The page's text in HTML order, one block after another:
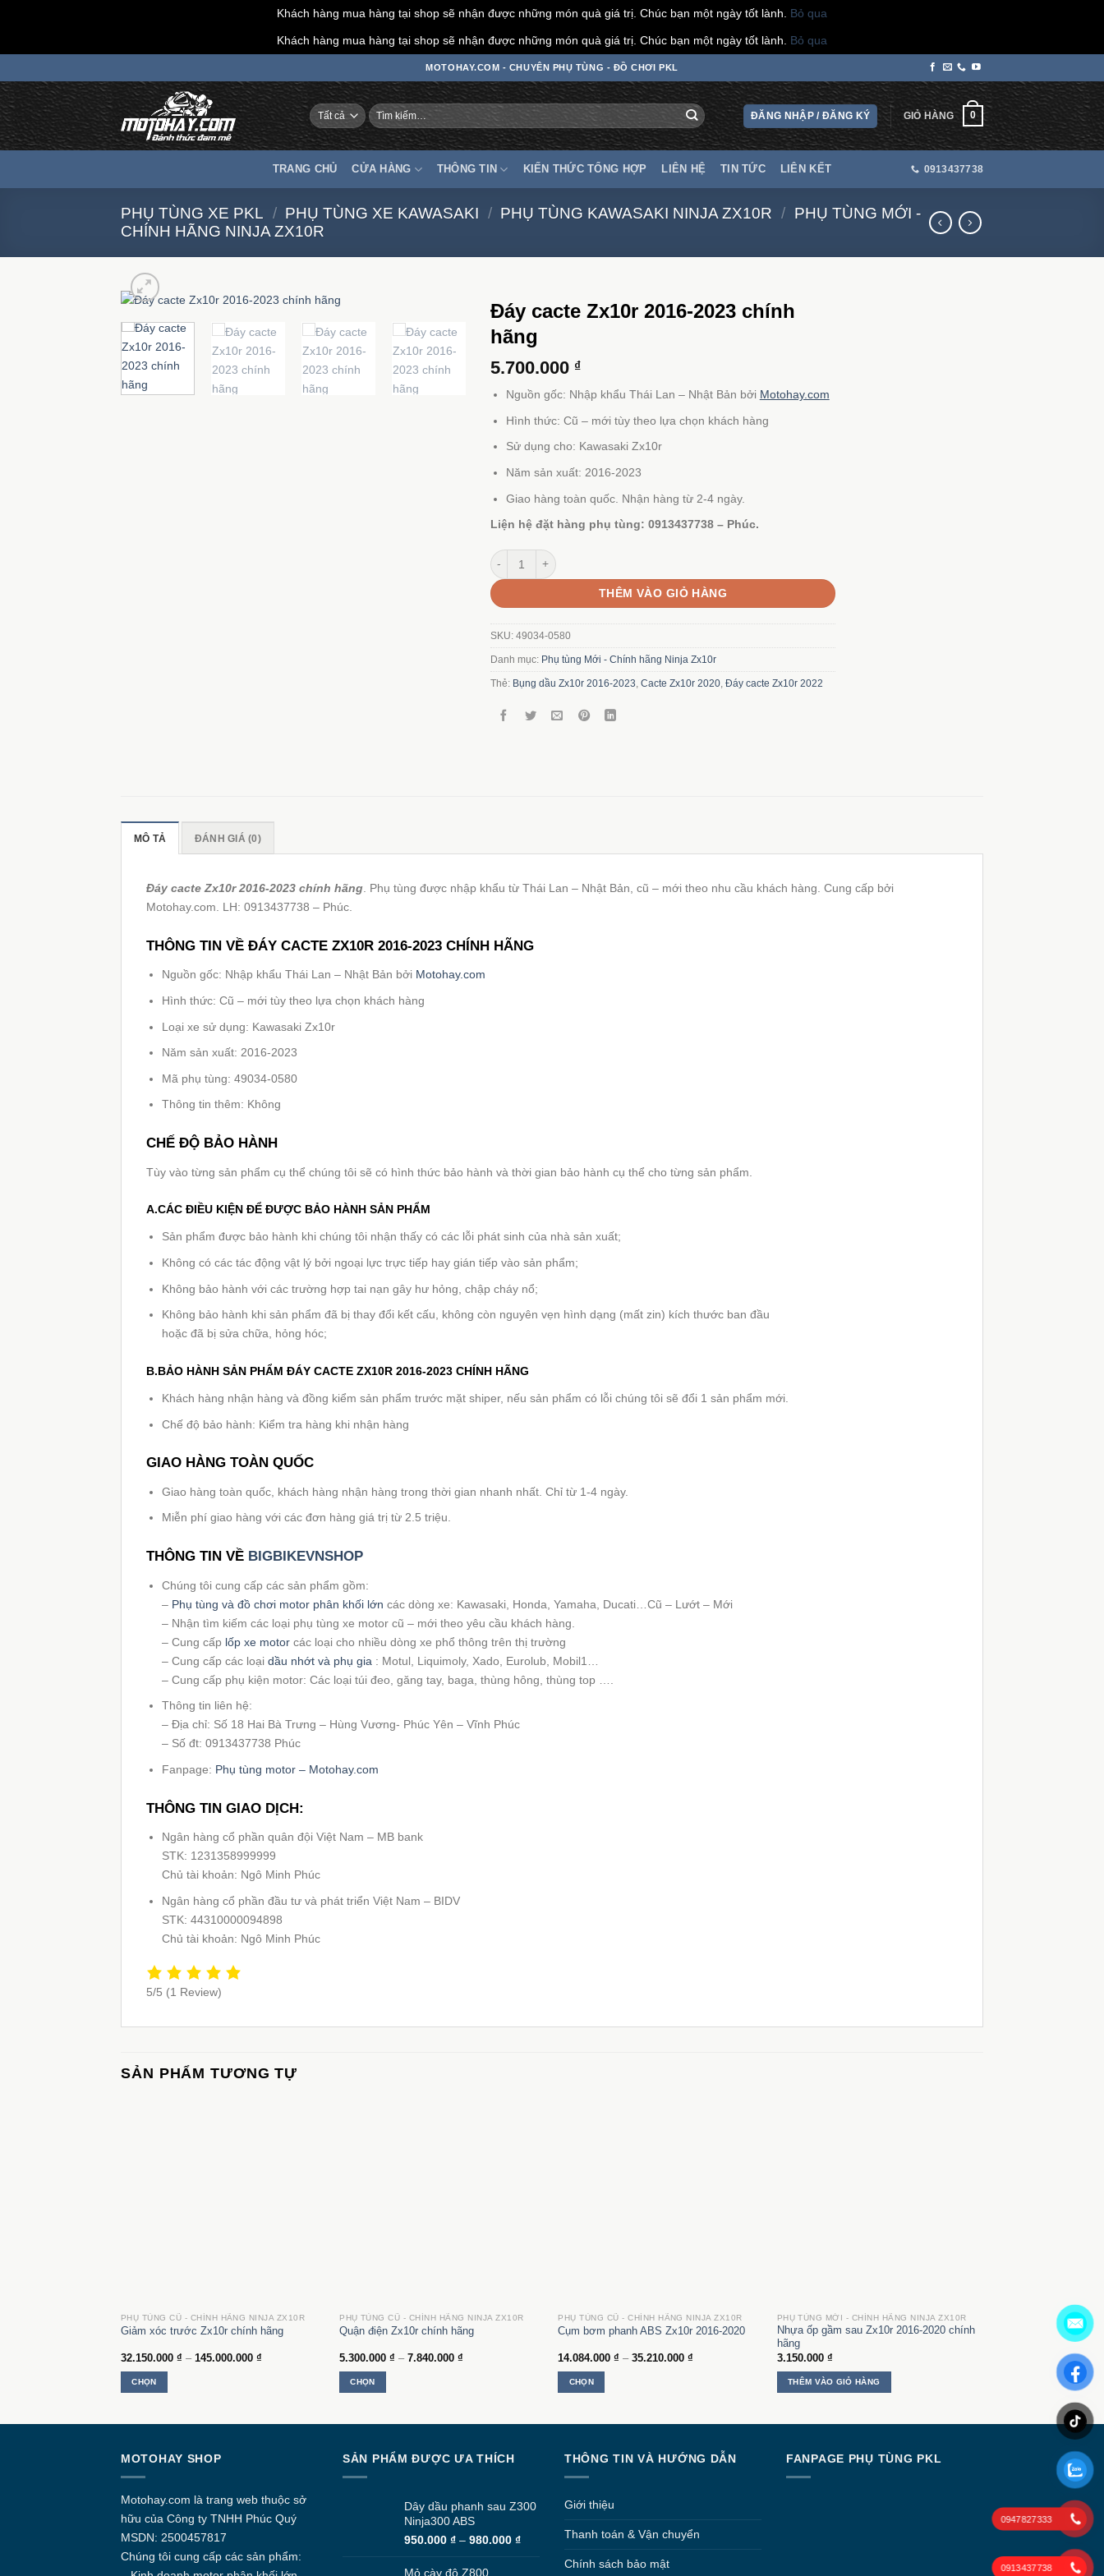
Khách hàng mua hàng tại shop sẽ nhận được những món quà giá trị. Chúc bạn một ngày tốt lành. Bỏ qua
Khách hàng mua hàng tại shop sẽ nhận được những món quà giá trị. Chúc bạn một ngày tốt lành. Bỏ qua
đến
nội
dung
MOTOHAY.COM - CHUYÊN PHỤ TÙNG - ĐỒ CHƠI PKL
Tìm
kiếm:
ĐĂNG NHẬP / ĐĂNG KÝ GIỎ HÀNG 0
TRANG CHỦ CỬA HÀNG THÔNG TIN KIẾN THỨC TỔNG HỢP LIÊN HỆ TIN TỨC LIÊN KẾT 0913437738
PHỤ TÙNG XE PKL / PHỤ TÙNG XE KAWASAKI / PHỤ TÙNG KAWASAKI NINJA ZX10R / PHỤ TÙNG MỚI -
CHÍNH HÃNG NINJA ZX10R
Đáy cacte Zx10r 2016-2023 chính
hãng
5.700.000 ₫
Nguồn gốc: Nhập khẩu Thái Lan – Nhật Bản bởi Motohay.com
Hình thức: Cũ – mới tùy theo lựa chọn khách hàng
Sử dụng cho: Kawasaki Zx10r
Năm sản xuất: 2016-2023
Giao hàng toàn quốc. Nhận hàng từ 2-4 ngày.
Liện hệ đặt hàng phụ tùng: 0913437738 – Phúc.
Đáy cacte Zx10r 2016-2023 chính hãng số lượng
THÊM VÀO GIỎ HÀNG
SKU: 49034-0580
Danh mục: Phụ tùng Mới - Chính hãng Ninja Zx10r
Thẻ: Bụng dầu Zx10r 2016-2023 Cacte Zx10r 2020 Đáy cacte Zx10r 2022
MÔ TẢ ĐÁNH GIÁ (0)
Đáy cacte Zx10r 2016-2023 chính hãng . Phụ tùng được nhập khẩu từ Thái Lan – Nhật Bản, cũ – mới theo nhu cầu khách hàng. Cung cấp bởi
Motohay.com. LH: 0913437738 – Phúc.
THÔNG TIN VỀ ĐÁY CACTE ZX10R 2016-2023 CHÍNH HÃNG
Nguồn gốc: Nhập khẩu Thái Lan – Nhật Bản bởi Motohay.com
Hình thức: Cũ – mới tùy theo lựa chọn khách hàng
Loại xe sử dụng: Kawasaki Zx10r
Năm sản xuất: 2016-2023
Mã phụ tùng: 49034-0580
Thông tin thêm: Không
CHẾ ĐỘ BẢO HÀNH
Tùy vào từng sản phẩm cụ thể chúng tôi sẽ có hình thức bảo hành và thời gian bảo hành cụ thể cho từng sản phẩm.
A.CÁC ĐIỀU KIỆN ĐỂ ĐƯỢC BẢO HÀNH SẢN PHẨM
Sản phẩm được bảo hành khi chúng tôi nhận thấy có các lỗi phát sinh của nhà sản xuất;
Không có các tác động vật lý bởi ngoại lực trực tiếp hay gián tiếp vào sản phẩm;
Không bảo hành với các trường hợp tai nạn gây hư hỏng, chập cháy nổ;
Không bảo hành khi sản phẩm đã bị thay đổi kết cấu, không còn nguyên vẹn hình dạng (mất zin) kích thước ban đầu
hoặc đã bị sửa chữa, hỏng hóc;
B.BẢO HÀNH SẢN PHẨM ĐÁY CACTE ZX10R 2016-2023 CHÍNH HÃNG
Khách hàng nhận hàng và đồng kiểm sản phẩm trước mặt shiper, nếu sản phẩm có lỗi chúng tôi sẽ đổi 1 sản phẩm mới.
Chế độ bảo hành: Kiểm tra hàng khi nhận hàng
GIAO HÀNG TOÀN QUỐC
Giao hàng toàn quốc, khách hàng nhận hàng trong thời gian nhanh nhất. Chỉ từ 1-4 ngày.
Miễn phí giao hàng với các đơn hàng giá trị từ 2.5 triệu.
THÔNG TIN VỀ BIGBIKEVNSHOP
Chúng tôi cung cấp các sản phẩm gồm:
– Phụ tùng và đồ chơi motor phân khối lớn các dòng xe: Kawasaki, Honda, Yamaha, Ducati…Cũ – Lướt – Mới
– Nhận tìm kiếm các loại phụ tùng xe motor cũ – mới theo yêu cầu khách hàng.
– Cung cấp lốp xe motorcác loại cho nhiều dòng xe phổ thông trên thị trường
– Cung cấp các loại dầu nhớt và phụ gia : Motul, Liquimoly, Xado, Eurolub, Mobil1…
– Cung cấp phụ kiện motor: Các loại túi đeo, găng tay, baga, thùng hông, thùng top ….
Thông tin liên hệ:
– Địa chỉ: Số 18 Hai Bà Trưng – Hùng Vương- Phúc Yên – Vĩnh Phúc
– Số đt: 0913437738 Phúc
Fanpage: Phụ tùng motor – Motohay.com
THÔNG TIN GIAO DỊCH:
Ngân hàng cổ phần quân đội Việt Nam – MB bank
STK: 1231358999999
Chủ tài khoản: Ngô Minh Phúc
Ngân hàng cổ phần đầu tư và phát triển Việt Nam – BIDV
STK: 44310000094898
Chủ tài khoản: Ngô Minh Phúc
5/5 (1 Review)
SẢN PHẨM TƯƠNG TỰ
PHỤ TÙNG CŨ - CHÍNH HÃNG NINJA ZX10R
Giảm xóc trước Zx10r chính hãng
32.150.000 ₫ – 145.000.000 ₫Khoảng
CHỌN
nhiều
biến
thể.
Các
tùy
có
PHỤ TÙNG CŨ - CHÍNH HÃNG NINJA ZX10R
Quận điện Zx10r chính hãng
5.300.000₫ – 7.840.000₫
CHỌN
nhiều
biến
PHỤ TÙNG CŨ - CHÍNH HÃNG NINJA ZX10R
Cụm bơm phanh ABS Zx10r 2016-2020
14.084.000₫ – 35.210.000₫
CHỌN
nhiều
biến
thể.
tùy
có
PHỤ TÙNG MỚI - CHÍNH HÃNG NINJA ZX10R
Nhựa ốp gầm sau Zx10r 2016-2020 chính
hãng
3.150.000 ₫
THÊM VÀO GIỎ HÀNG
MOTOHAY SHOP
Motohay.com là trang web thuộc sở
hữu của Công ty TNHH Phúc Quý
MSDN: 2500457817
Chúng tôi cung cấp các sản phẩm:
SẢN PHẨM ĐƯỢC ƯA THÍCH
Dây dầu phanh sau Z300
Ninja300 ABS
950.000 ₫ – 980.000 ₫Khoảng
Mỏ cày độ Z800
THÔNG TIN VÀ HƯỚNG DẪN
Giới thiệu
Thanh toán & Vận chuyển
Chính sách bảo mật
FANPAGE PHỤ TÙNG PKL
0947827333
0913437738